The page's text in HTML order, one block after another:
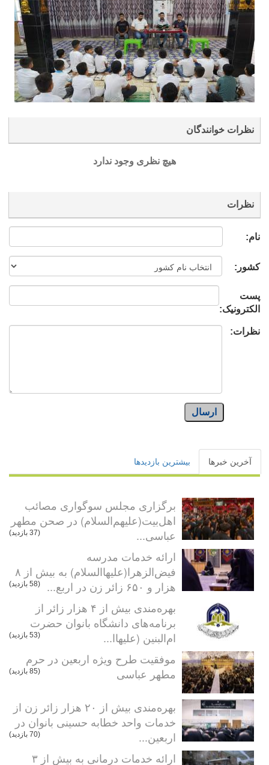
نظرات خوانندگان
هیچ نظری وجود ندارد
نظرات
نام:
کشور:
پست
الکترونیک:
نظرات:
ارسال
آخرین خبرها بیشترین بازدیدها
برگزاری مجلس سوگواری مصائب
اهل‌بیت(علیهم‌السلام) در صحن مطهر
عباسی...
(37 بازدید)
ارائه خدمات مدرسه
فیض‌الزهرا(علیهاالسلام) به بیش از ۸
هزار و ۶۵۰ زائر زن در اربع...
(58 بازدید)
بهره‌مندی بیش از ۴ هزار زائر از
برنامه‌های دانشگاه بانوان حضرت
ام‌البنین (علیهاا...
(53 بازدید)
موفقیت طرح ویژه اربعین در حرم
مطهر عباسی
(85 بازدید)
بهره‌مندی بیش از ۲۰ هزار زائر زن از
خدمات واحد خطابه حسینی بانوان در
اربعین...
(70 بازدید)
ارائه خدمات درمانی به بیش از ۳